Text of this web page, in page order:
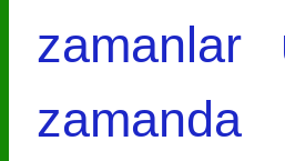
zamanlar
zamanda